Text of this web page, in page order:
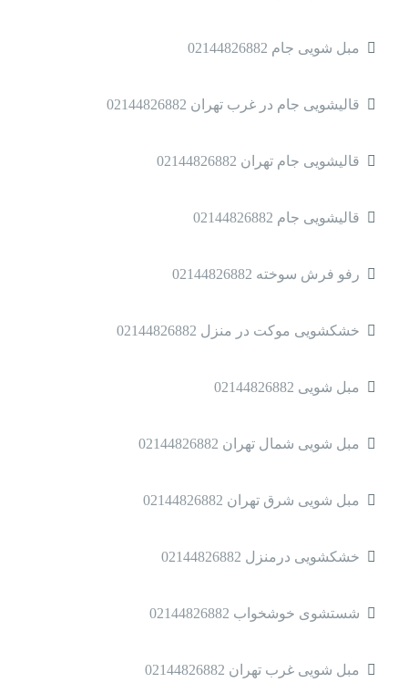
مبل شویی جام 02144826882
قالیشویی جام در غرب تهران 02144826882
قالیشویی جام تهران 02144826882
قالیشویی جام 02144826882
رفو فرش سوخته 02144826882
خشکشویی موکت در منزل 02144826882
مبل شویی 02144826882
مبل شویی شمال تهران 02144826882
مبل شویی شرق تهران 02144826882
خشکشویی درمنزل 02144826882
شستشوی خوشخواب 02144826882
مبل شویی غرب تهران 02144826882